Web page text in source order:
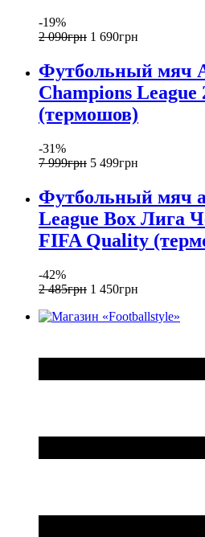
-19%
2 090грн 1 690грн
Футбольный мяч
Champions League
(термошов)
-31%
7 999грн 5 499грн
Футбольный мяч
League Box Лига
FIFA Quality
-42%
2 485грн 1 450грн